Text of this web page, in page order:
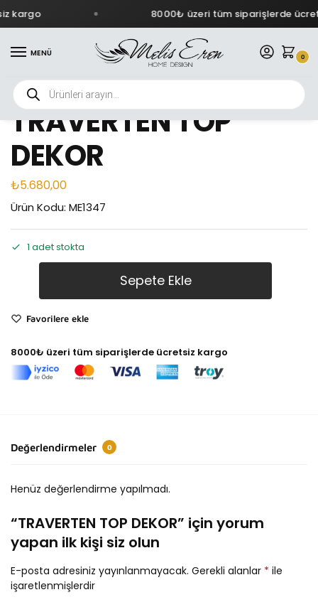
kargo 8000₺ üzeri tüm siparişlerde
MENÜ 0
TRAVERTEN TOP
DEKOR
₺5.680,00
Ürün Kodu: ME1347
1 adet stokta
Sepete Ekle
Favorilere ekle
8000₺ üzeri tüm siparişlerde ücretsiz kargo
Değerlendirmeler 0
Henüz değerlendirme yapılmadı.
“TRAVERTEN TOP DEKOR” için yorum
yapan ilk kişi siz olun
E-posta adresiniz yayınlanmayacak. Gerekli alanlar * ile
işaretlenmişlerdir